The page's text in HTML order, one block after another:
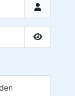
Passwort